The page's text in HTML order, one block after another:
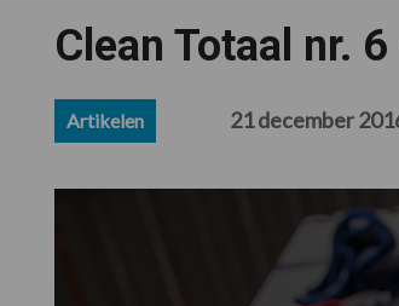
professionele
Clean Totaal nr.
Artikelen 21 december